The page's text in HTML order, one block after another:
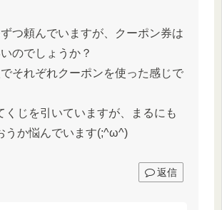
つ頼んでいますが、クーポン券は
のでしょうか？
それぞれクーポンを使った感じで
くじを引いていますが、まるにも
うか悩んでいます(;^ω^)
返信